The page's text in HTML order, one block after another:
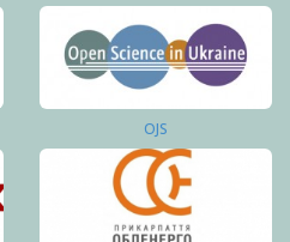
OJS